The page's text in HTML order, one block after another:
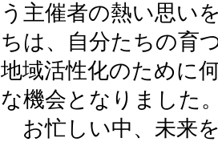
う主催者の熱い思い
ちは、自分たちの育
地域活性化のために
な機会となりました
お忙しい中、未来